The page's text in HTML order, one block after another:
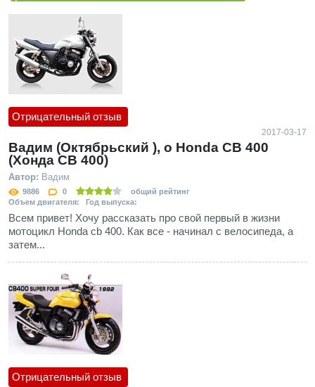
Отрицательный отзыв
2017-03-17
Вадим (Октябрьский ), о Honda CB 400
(Хонда СВ 400)
Автор: Вадим
9886 0
общий рейтинг
Объем двигателя: Год выпуска:
Всем привет! Хочу рассказать про свой первый в жизни
мотоцикл Нonda cb 400. Как все - начинал с велосипеда, а
затем...
Отрицательный отзыв